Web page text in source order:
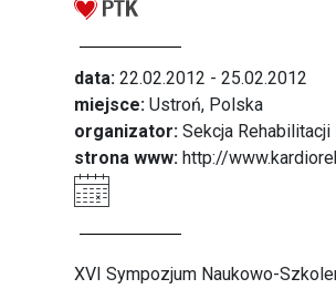
data: 22.02.2012 - 25.02.2012
miejsce: Ustroń, Polska
organizator: Sekcja
strona www: http://
XVI Sympozjum Naukowo-